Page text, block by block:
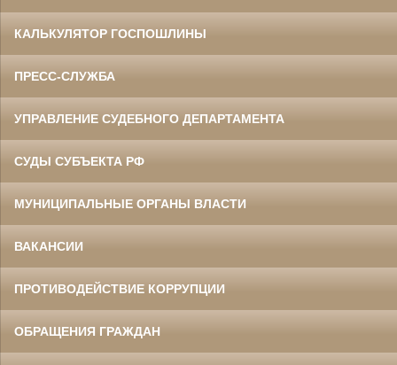
КАЛЬКУЛЯТОР ГОСПОШЛИНЫ
ПРЕСС-СЛУЖБА
УПРАВЛЕНИЕ СУДЕБНОГО ДЕПАРТАМЕНТА
СУДЫ СУБЪЕКТА РФ
МУНИЦИПАЛЬНЫЕ ОРГАНЫ ВЛАСТИ
ВАКАНСИИ
ПРОТИВОДЕЙСТВИЕ КОРРУПЦИИ
ОБРАЩЕНИЯ ГРАЖДАН